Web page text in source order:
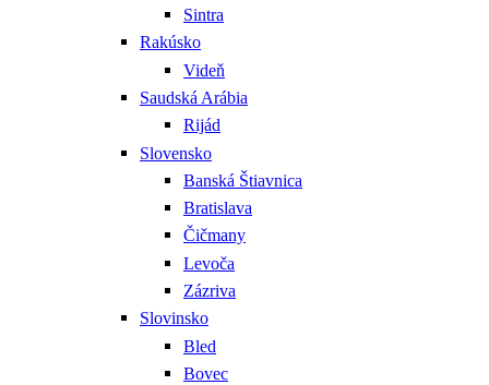
Sintra
Rakúsko
Videň
Saudská Arábia
Rijád
Slovensko
Banská Štiavnica
Bratislava
Čičmany
Levoča
Zázriva
Slovinsko
Bled
Bovec